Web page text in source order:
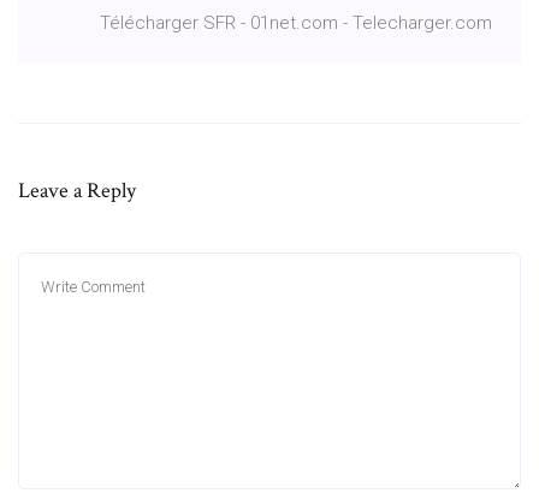
Télécharger SFR - 01net.com - Telecharger.com
Leave a Reply